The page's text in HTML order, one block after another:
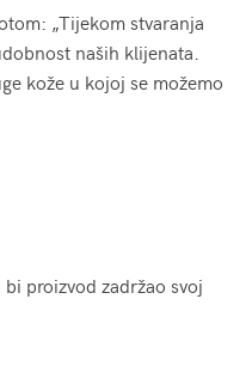
„Tijekom stvaranja
naših klijenata.
kože u kojoj se možemo
proizvod zadržao svoj